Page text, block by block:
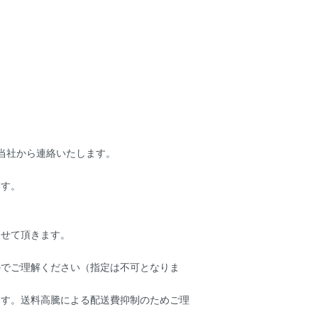
から連絡いたします。
。
て頂きます。
ご理解ください（指定は不可となりま
。送料高騰による配送費抑制のためご理